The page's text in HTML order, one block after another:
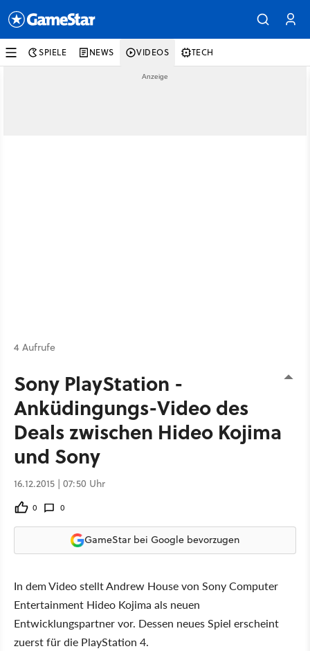
SPIELE NEWS VIDEOS TECH
4 Aufrufe
Sony PlayStation -
Anküdingungs-Video des
Deals zwischen Hideo Kojima
und Sony
16.12.2015 | 07:50 Uhr
0 0
GameStar bei Google bevorzugen
In dem Video stellt Andrew House von Sony Computer
Entertainment Hideo Kojima als neuen
Entwicklungspartner vor. Dessen neues Spiel erscheint
zuerst für die PlayStation 4.